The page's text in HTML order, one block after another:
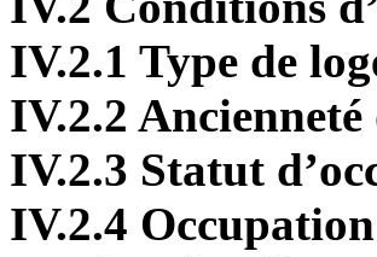
IV.2.1 Type de
IV.2.2 Ancienneté
IV.2.3 Statut
IV.2.4